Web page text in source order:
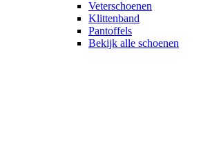
Veterschoenen
Klittenband
Pantoffels
Bekijk alle schoenen